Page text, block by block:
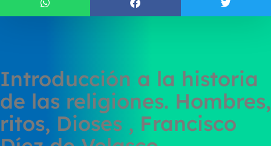
Introducción a la historia
de las religiones. Hombres,
ritos, Dioses , Francisco